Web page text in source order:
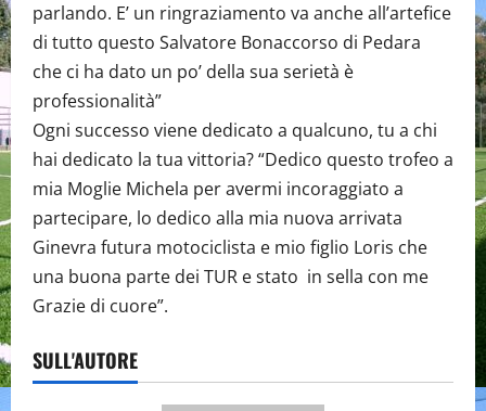
parlando. E’ un ringraziamento va anche all’artefice
di tutto questo Salvatore Bonaccorso di Pedara
che ci ha dato un po’ della sua serietà è
professionalità”
Ogni successo viene dedicato a qualcuno, tu a chi
hai dedicato la tua vittoria? “Dedico questo trofeo a
mia Moglie Michela per avermi incoraggiato a
partecipare, lo dedico alla mia nuova arrivata
Ginevra futura motociclista e mio figlio Loris che
una buona parte dei TUR e stato in sella con me
Grazie di cuore”.
SULL'AUTORE